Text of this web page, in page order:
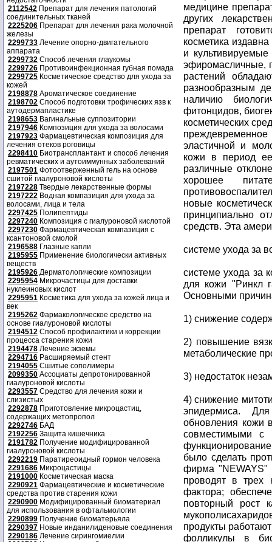
2112542 Препарат для лечения патологий
соединительных тканей
2225206 Препарат для лечения рака молочной
железы
2299733 Лечение опорно-двигательного
аппарата
2299732 Способ лечения глаукомы
2299726 Противоинфекционная губная помада
2299725 Косметическое средство для ухода за
кожей
2198878 Ароматическое соединение
2198702 Способ подготовки трофических язв к
аутодермапластике
2198653 Вагинальные суппозитории
2197946 Композиция для ухода за волосами
2197923 Фармацевтическая композиция для
лечения отеков роговицы
2298410 Биотрансплантант и способ лечения
ревматических и аутоиммунных заболеваний
2197501 Фотоотверженный гель на основе
сшитой гиалуроновой кислоты
2197228 Твердые лекарственные формы
2197222 Водная компазиция для ухода за
волосами, лица и тела
2297425 Полипептиды
2297240 Композиция с гиалуроновой кислотой
2297230 Фармацевтическая компазиция с
ксантоновой смолой
2196588 Глазные капли
2195955 Применение биологически активных
веществ
2195926 Дерматологические композиции
2295954 Микрочастицы для доставки
нуклеиновых кислот
2295951 Косметика для ухода за кожей лица и
век
2195262 Фармакологическое средство на
основе гиалуроновой кислоты
2194512 Способ профилактики и коррекции
процесса старения кожи
2194478 Лечение экземы
2294716 Расширяемый стент
2194055 Сшитые сополимеры
2099350 Ассоциаты депротонированной
гиалуроновой кислоты
2293557 Средство для лечения кожи и
слизистых
2292878 Приготовление микроцастиц,
содержащих метопропол
2292746 БАД
2192256 Защита кишечника
2191782 Получение модифицированной
гиалуроновой кислоты
2292219 Паратиреоидный гормон человека
2291686 Микроцастицы
2191000 Косметическая маска
2290921 Фармацевтические и косметические
средства против старения кожи
2290900 Модифицированный биоматериал
для использования в офтальмологии
2290899 Получение биоматерьяла
2290397 Новые инданилиденовые соединения
2290186 Лечение сирингомиелии
медицине
других
препарат
косметика
и
эфиромасличные,
растений
разнообразным
наличию
фитонцидов,
косметических
эластичной и
кожи в период ее
различные
хорошее
новые
принципиально
средств. Эта
системе ухода за
системе ухода за
для кожи "Ринкл
Основными
1) снижение
2) повышение
метаболические
3) недостаток
4) снижение
эпидермиса.
обновления кожи
совместимыми
было сделать
фирма "NEWAYS"
проводят в трех
фактора;
повторный рост
продукты
фолликулы в